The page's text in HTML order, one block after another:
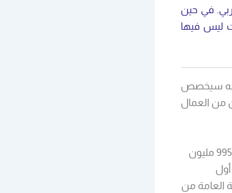
في حين
ليس فيها
سيخصص
من العمال
وبلغت تكلفة مستشفى جابر حوالي 304 ملايين دينار كويتي ( 995 مليون
أول
العامة من